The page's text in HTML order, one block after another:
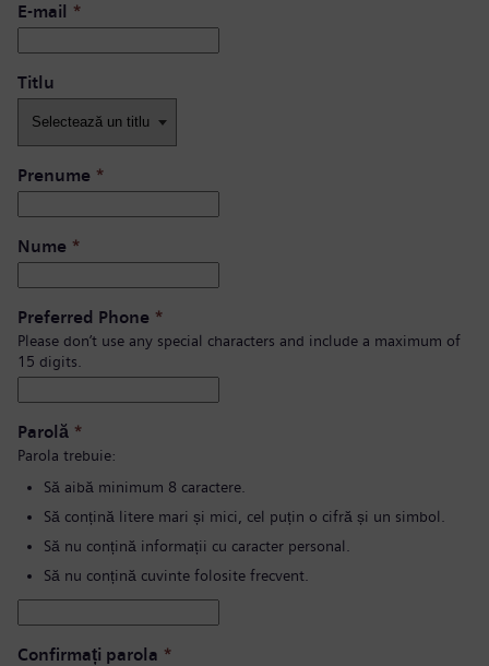
E-mail *
Titlu
Prenume *
Nume *
Preferred Phone *
Please don’t use any special characters and include a maximum of
15 digits.
Parolă *
Parola trebuie:
Să aibă minimum 8 caractere.
Să conțină litere mari și mici, cel puțin o cifră și un simbol.
Să nu conțină informații cu caracter personal.
Să nu conțină cuvinte folosite frecvent.
Confirmați parola *